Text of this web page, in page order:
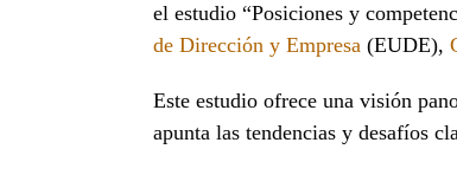
el estudio “Posiciones y
de Dirección y Empresa (EUDE),
Este estudio ofrece una visión
apunta las tendencias y desafíos